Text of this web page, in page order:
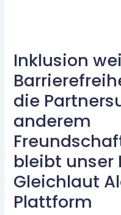
Inklusion
die
anderem
bleibt unser
Gleichlaut
Plattform
Inklusion
weiters
Barrierefreiheit
zu
Handen
die
Partnersuche
Unter
anderem
Freundschaftssuche